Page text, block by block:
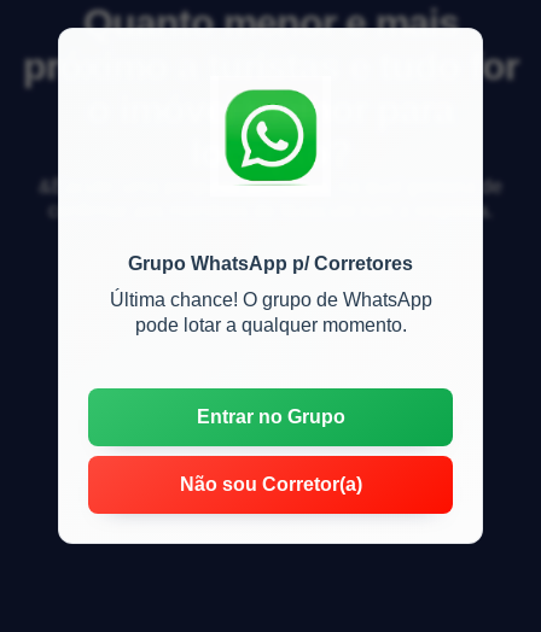
Grupo WhatsApp p/ Corretores
Última chance! O grupo de WhatsApp
pode lotar a qualquer momento.
Entrar no Grupo
Não sou Corretor(a)
Quanto menor e mais
próximo a turistas e tudo for
o imóvel melhor para
locação?
&Eacute; uma pergunta afirmativa, na qual gostaria de
confirmar aos membros do f&oacute;rum a resposta.